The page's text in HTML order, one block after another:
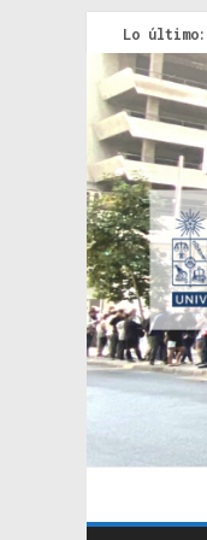
Lo último: